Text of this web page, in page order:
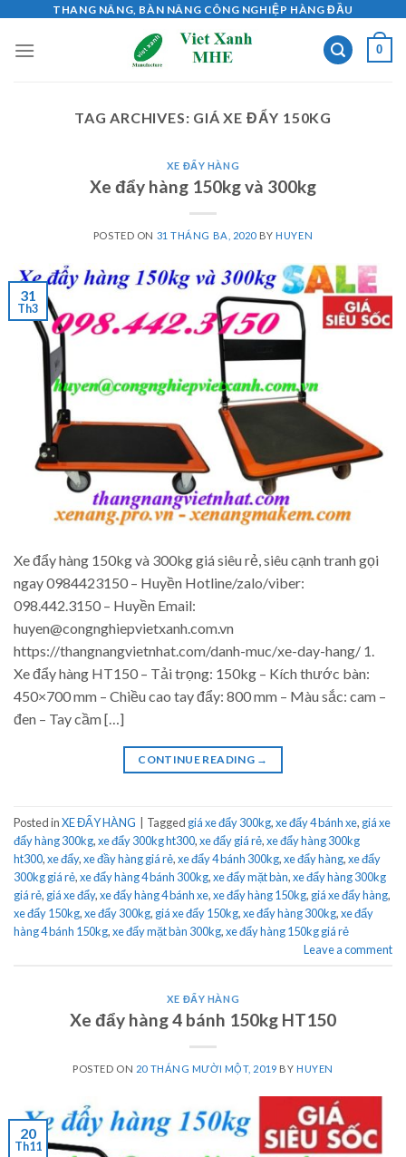
content
THANG NÂNG, BÀN NÂNG CÔNG NGHIỆP HÀNG ĐẦU
0
TAG ARCHIVES: GIÁ XE ĐẨY 150KG
XE ĐẨY HÀNG
Xe đẩy hàng 150kg và 300kg
POSTED ON 31 THÁNG BA, 2020 BYHUYEN
31
Th3
Xe đẩy hàng 150kg và 300kg giá siêu rẻ, siêu cạnh tranh gọi
ngay 0984423150 – Huyền Hotline/zalo/viber:
098.442.3150 – Huyền Email:
huyen@congnghiepvietxanh.com.vn
https://thangnangvietnhat.com/danh-muc/xe-day-hang/ 1.
Xe đẩy hàng HT150 – Tải trọng: 150kg – Kích thước bàn:
450×700 mm – Chiều cao tay đẩy: 800 mm – Màu sắc: cam –
đen – Tay cầm […]
CONTINUE READING →
Posted inXE ĐẨY HÀNG Tagged giá xe đẩy 300kg,xe đẩy 4 bánh xe, giá xe
đẩy hàng 300kg,xe đẩy 300kg ht300,xe đẩy giá rẻ,xe đẩy hàng 300kg
ht300,xe đẩy,xe đầy hàng giá rẻ,xe đẩy 4 bánh 300kg,xe đẩy hàng,xe đẩy
300kg giá rẻ,xe đẩy hàng 4 bánh 300kg,xe đẩy mặt bàn,xe đẩy hàng 300kg
giá rẻ, giá xe đẩy,xe đẩy hàng 4 bánh xe,xe đẩy hàng 150kg, giá xe đẩy hàng,
xe đẩy 150kg,xe đẩy 300kg, giá xe đẩy 150kg,xe đẩy hàng 300kg,xe đẩy
hàng 4 bánh 150kg,xe đẩy mặt bàn 300kg,xe đẩy hàng 150kg giá rẻ
Leave a comment
XE ĐẨY HÀNG
Xe đẩy hàng 4 bánh 150kg HT150
POSTED ON 20 THÁNG MƯỜI MỘT, 2019 BY HUYEN
20
Th11